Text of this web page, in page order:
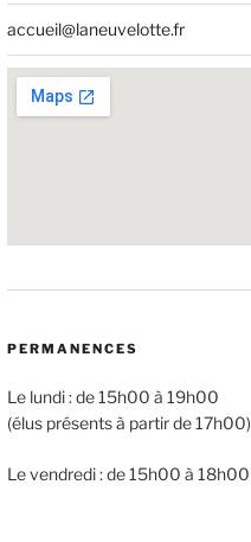
accueil@laneuvelotte.fr
PERMANENCES
Le lundi : de 15h00 à 19h00
(élus présents à partir de 17h00)
Le vendredi : de 15h00 à 18h00